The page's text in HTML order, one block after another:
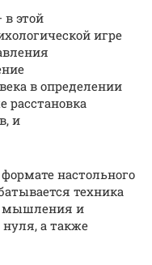
в этой
игре
в определении
расстановка
и
настольного
техника
мышления и
а также